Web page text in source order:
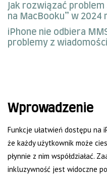
Jak rozwiązać
na MacBooku” w 2024
iPhone nie odbiera
problemy z
Wprowadzenie
Funkcje ułatwień dostępu na
że każdy użytkownik może
płynnie z nim współdziałać.
inkluzywność jest widoczne